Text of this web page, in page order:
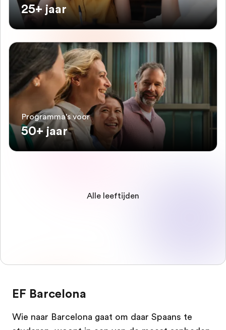
25+ jaar
Programma's voor
50+ jaar
Alle leeftijden
EF Barcelona
Wie naar Barcelona gaat om daar Spaans te